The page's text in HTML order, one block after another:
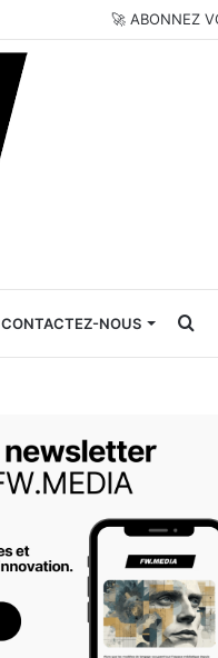
🚀 ABONNEZ
CONTACTEZ-NOUS